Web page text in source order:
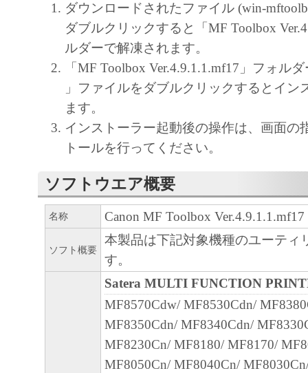
１．許諾
(1) キヤノンは、お客様が「キヤノン製品
のために、「キヤノン製品」に直接または
通じ接続される複数のコンピューター（以
と言います。）において、「本ソフトウェ
契約書においては、「本ソフトウェア」を
の記憶媒体上にインストールすること、ま
実行することのいずれも含むものとします
非独占的権利をお客様に対して許諾します
た「指定機器」にネットワークを通じて接
ューター上で、かかるコンピューターの使
「本ソフトウェア」を使用させることがで
るコンピューターの使用者に本契約書上の
を遵守させるとともに、その履行に関し全
を条件とします。
(2) お客様は、上記(1)に基づいて「本ソフ
するためのバックアップとして、「本ソフ
ダウンロードされたファイル (win-
ダブルクリックすると「MF Toolbox
ルダーで解凍されます。
「MF Toolbox Ver.4.9.1.1.mf17」フォル
」ファイルをダブルクリックするとイン
ます。
インストーラー起動後の操作は、画面の
トールを行ってください。
ソフトウエア概要
名称 Canon MF Toolbox Ver.4.9.1.1.mf17
ソフト概要
本製品は下記対象機種のユーティ
す。
Satera MULTI FUNCTION
MF8570Cdw/ MF8530Cdn/
MF8350Cdn/ MF8340Cdn/
MF8230Cn/ MF8180/ MF8170/
MF8050Cn/ MF8040Cn/